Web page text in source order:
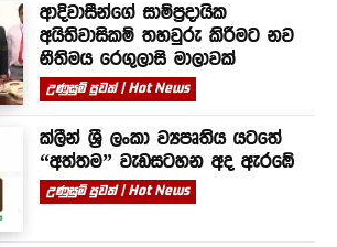
ආදිවාසීන්ගේ සාම්ප්‍රදායික
අයිතිවාසිකම් තහවුරු කිරීමට නව
නීතිමය රෙගුලාසි මාලාවක්
උණුසුම් පුවත් | Hot News
ක්ලීන් ශ්‍රී ලංකා ව්‍යපෘතිය යටතේ
“අත්තම” වැඩසටහන අද ඇරඹේ
උණුසුම් පුවත් | Hot News